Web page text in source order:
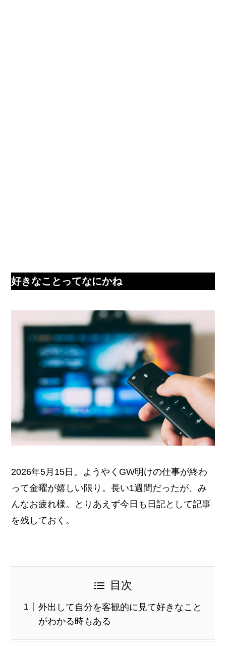
好きなことってなにかね
2026年5月15日。ようやくGW明けの仕事が終わ
って金曜が嬉しい限り。長い1週間だったが、み
んなお疲れ様。とりあえず今日も日記として記事
を残しておく。
目次
外出して自分を客観的に見て好きなこと
がわかる時もある